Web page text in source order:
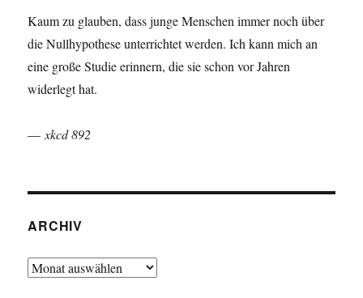
Kaum zu glauben, dass junge Menschen immer noch über
die Nullhypothese unterrichtet werden. Ich kann mich an
eine große Studie erinnern, die sie schon vor Jahren
widerlegt hat.
—xkcd 892
ARCHIV
Archiv